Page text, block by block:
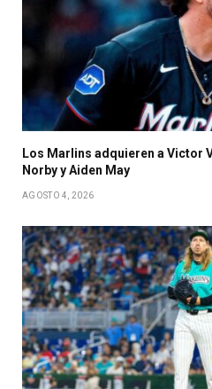
Los Marlins adquieren a Victor
Norby y Aiden May
AGOSTO 4, 2026